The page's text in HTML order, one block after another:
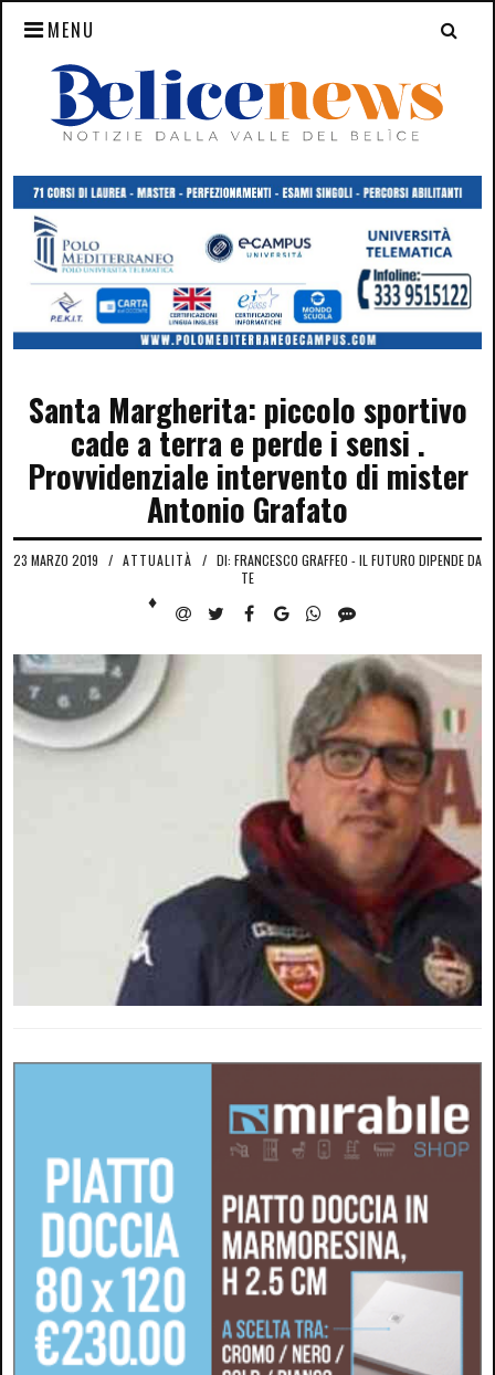
MENU
Santa Margherita: piccolo sportivo
cade a terra e perde i sensi .
Provvidenziale intervento di mister
Antonio Grafato
23 MARZO 2019 / ATTUALITÀ / DI: FRANCESCO GRAFFEO - IL FUTURO DIPENDE DA
TE
♦